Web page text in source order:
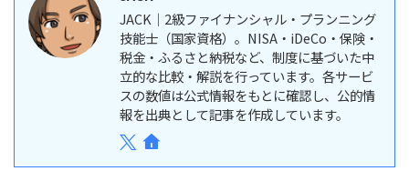
JACK｜2級ファイナンシャル・プランニング
技能士（国家資格）。NISA・iDeCo・保険・
税金・ふるさと納税など、制度に基づいた中
立的な比較・解説を行っています。各サービ
スの数値は公式情報をもとに確認し、公的情
報を出典として記事を作成しています。